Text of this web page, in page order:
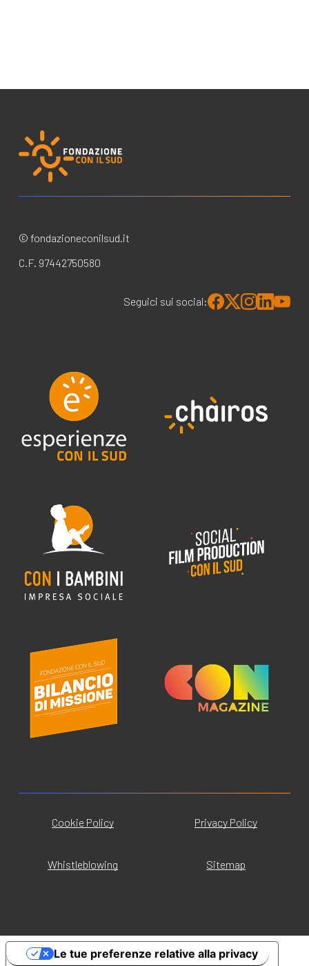
© fondazioneconilsud.it
C.F. 97442750580
Seguici sui social:
Cookie Policy Privacy Policy
Whistleblowing Sitemap
Le tue preferenze relative alla privacy